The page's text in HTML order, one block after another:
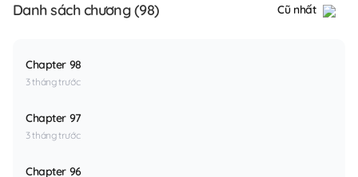
Danh sách chương (98) Cũ nhất
Chapter 98
3 tháng trước
Chapter 97
3 tháng trước
Chapter 96